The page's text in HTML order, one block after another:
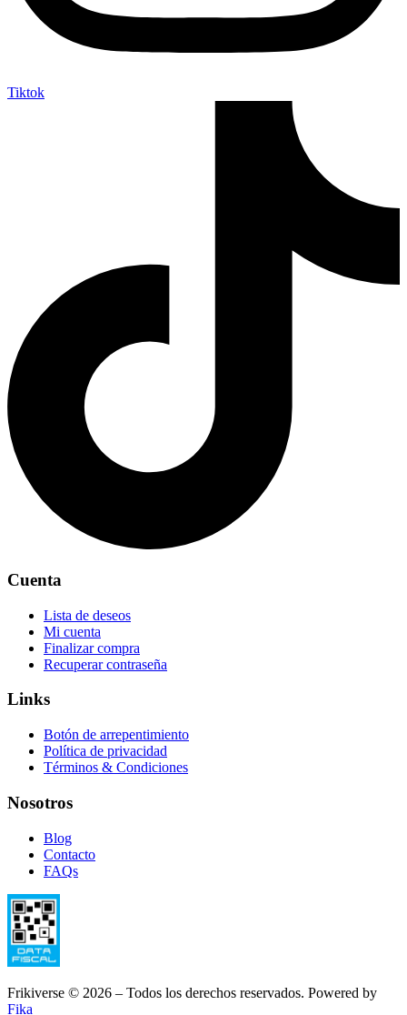
Tiktok
Cuenta
Lista de deseos
Mi cuenta
Finalizar compra
Recuperar contraseña
Links
Botón de arrepentimiento
Política de privacidad
Términos & Condiciones
Nosotros
Blog
Contacto
FAQs
Frikiverse © 2026 – Todos los derechos reservados. Powered by
Fika